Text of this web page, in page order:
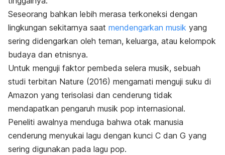
Seseorang bahkan lebih merasa terkoneksi dengan
lingkungan sekitarnya saat mendengarkan musik yang
sering didengarkan oleh teman, keluarga, atau kelompok
budaya dan etnisnya.
Untuk menguji faktor pembeda selera musik, sebuah
studi terbitan Nature (2016) mengamati menguji suku di
Amazon yang terisolasi dan cenderung tidak
mendapatkan pengaruh musik pop internasional.
Peneliti awalnya menduga bahwa otak manusia
cenderung menyukai lagu dengan kunci C dan G yang
sering digunakan pada lagu pop.